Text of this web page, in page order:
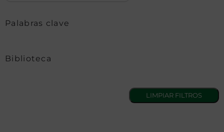
Palabras clave
Biblioteca